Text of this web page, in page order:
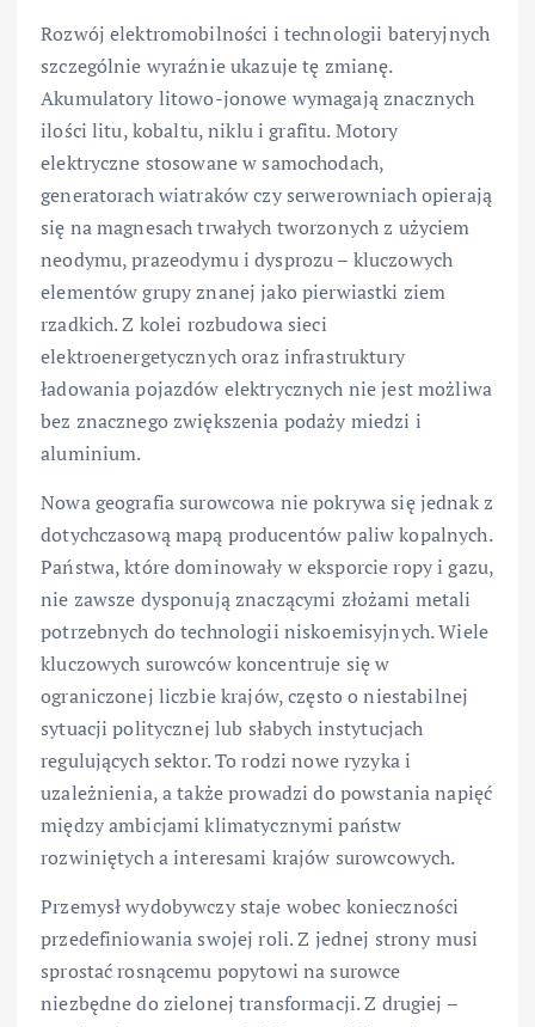
Rozwój elektromobilności i technologii bateryjnych
szczególnie wyraźnie ukazuje tę zmianę.
Akumulatory litowo-jonowe wymagają znacznych
ilości litu, kobaltu, niklu i grafitu. Motory
elektryczne stosowane w samochodach,
generatorach wiatraków czy serwerowniach opierają
się na magnesach trwałych tworzonych z użyciem
neodymu, prazeodymu i dysprozu – kluczowych
elementów grupy znanej jako pierwiastki ziem
rzadkich. Z kolei rozbudowa sieci
elektroenergetycznych oraz infrastruktury
ładowania pojazdów elektrycznych nie jest możliwa
bez znacznego zwiększenia podaży miedzi i
aluminium.
Nowa geografia surowcowa nie pokrywa się jednak z
dotychczasową mapą producentów paliw kopalnych.
Państwa, które dominowały w eksporcie ropy i gazu,
nie zawsze dysponują znaczącymi złożami metali
potrzebnych do technologii niskoemisyjnych. Wiele
kluczowych surowców koncentruje się w
ograniczonej liczbie krajów, często o niestabilnej
sytuacji politycznej lub słabych instytucjach
regulujących sektor. To rodzi nowe ryzyka i
uzależnienia, a także prowadzi do powstania napięć
między ambicjami klimatycznymi państw
rozwiniętych a interesami krajów surowcowych.
Przemysł wydobywczy staje wobec konieczności
przedefiniowania swojej roli. Z jednej strony musi
sprostać rosnącemu popytowi na surowce
niezbędne do zielonej transformacji. Z drugiej –